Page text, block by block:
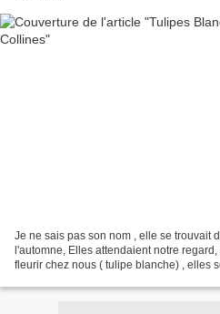
Je ne sais pas son nom , elle se trouvait
l'automne, Elles attendaient notre
fleurir chez nous ( tulipe blanche) , elles